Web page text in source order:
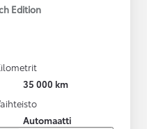
Edition
35 000 km
Automaatti